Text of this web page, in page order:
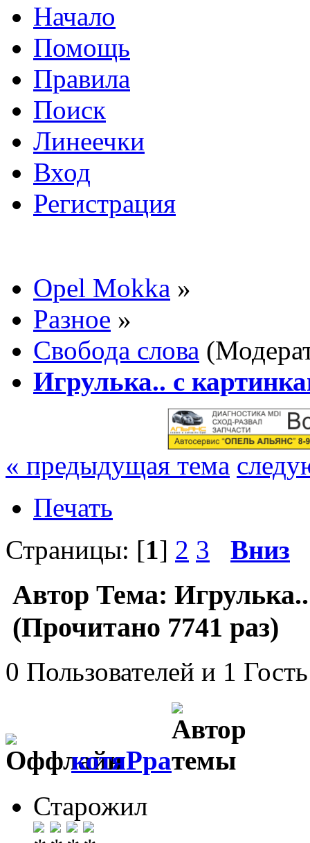
Начало
Помощь
Правила
Поиск
Линеечки
Вход
Регистрация
Opel Mokka »
Разное »
Свобода слова
Игрулька.. с
« предыдущая тема
Печать
Страницы: [1] 2 3 Вниз
Автор Тема:
(Прочитано 7741 раз)
0 Пользователей и 1
котяРра
Старожил